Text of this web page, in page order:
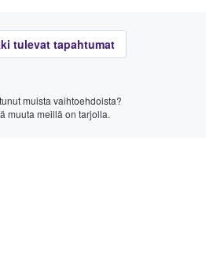
tulevat tapahtumat
muista vaihtoehdoista?
muuta meillä on tarjolla.